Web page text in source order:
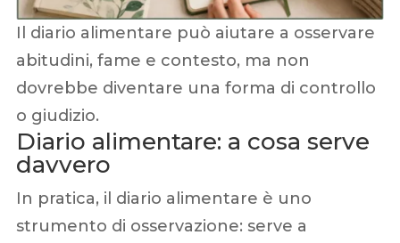
Il diario alimentare può aiutare a osservare
abitudini, fame e contesto, ma non
dovrebbe diventare una forma di controllo
o giudizio.
Diario alimentare: a cosa serve
davvero
In pratica, il diario alimentare è uno
strumento di osservazione: serve a